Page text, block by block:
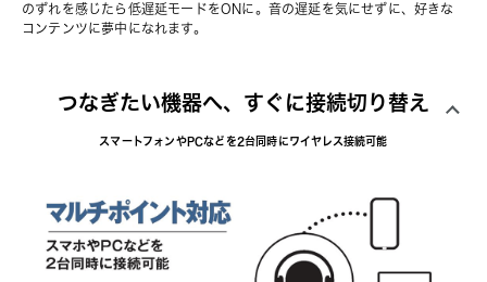
のずれを感じたら低遅延モードをONに。音の遅延を気にせずに、好きな
コンテンツに夢中になれます。
つなぎたい機器へ、すぐに接続切り替え
スマートフォンやPCなどを2台同時にワイヤレス接続可能